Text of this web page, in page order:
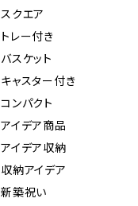
スクエア
トレー付き
バスケット
キャスター付き
コンパクト
アイデア商品
アイデア収納
収納アイデア
新築祝い